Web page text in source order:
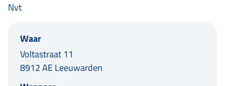
Nvt
Waar
Voltastraat 11
8912 AE Leeuwarden